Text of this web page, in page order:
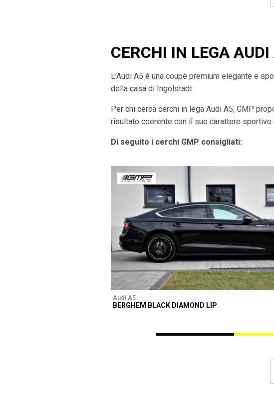
CERCHI IN LEGA
L’Audi A5 è una coupé premium elegante e
della casa di Ingolstadt.
Per chi cerca cerchi in lega Audi A5, GMP
risultato coerente con il suo carattere sportivo
Di seguito i cerchi GMP consigliati:
Audi A5
BERGHEM BLACK DIAMOND LIP